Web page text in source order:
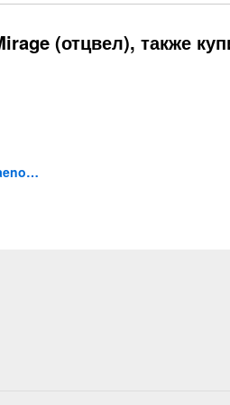
(отцвел), также
Орхидея Phalaenopsis...